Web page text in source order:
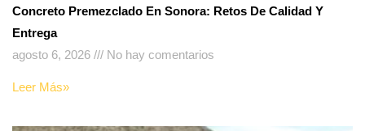
Concreto Premezclado En Sonora: Retos De Calidad Y
Entrega
agosto 6, 2026
No hay comentarios
Leer Más»